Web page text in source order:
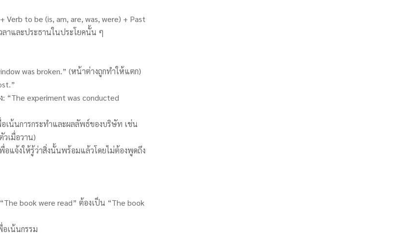
Verb to be (is, am, are, was, were) + Past
ลาและประธานในประโยคนั้น ๆ
was broken.” (หน้าต่างถูกทำให้แตก)
“The experiment was conducted
อเน้นการกระทำและผลลัพธ์ของบริษัท เช่น
วเมื่อวาน)
อแจ้งให้รู้ว่าสิ่งนั้นพร้อมแล้วโดยไม่ต้องพูดถึง
book were read” ต้องเป็น “The book
อเน้นกรรม